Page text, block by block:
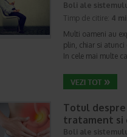
Boli ale
Timp de citire: 4
Multi oameni au
plin, chiar si
In cele mai multe
Totul
tratament si
Boli ale